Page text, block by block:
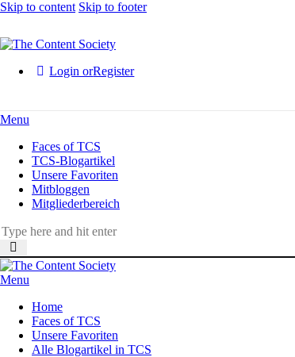
Skip to content Skip to footer
Login orRegister
Menu
Faces of TCS
TCS-Blogartikel
Unsere Favoriten
Mitbloggen
Mitgliederbereich
Menu
Home
Faces of TCS
Unsere Favoriten
Alle Blogartikel in TCS